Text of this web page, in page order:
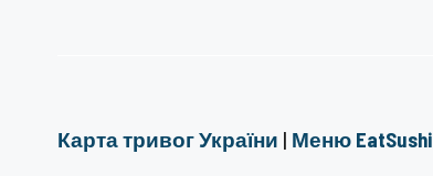
Карта тривог України | Меню EatSushi